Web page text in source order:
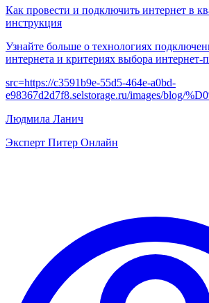
Как провести и подключить интернет в
инструкция
Узнайте больше о технологиях
интернета и критериях выбора интернет-
src=https://c3591b9e-55d5-464e-a0bd-
e98367d2d7f8.selstorage.ru/images/blog/
Людмила Ланич
Эксперт Питер Онлайн